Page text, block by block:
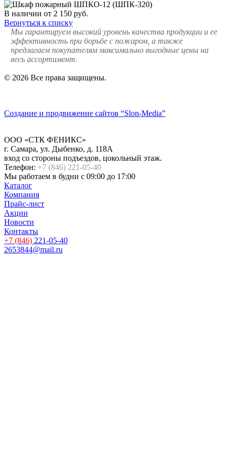
В наличии от 2 150 руб.
Вернуться к списку
Мы гарантируем высокий уровень качества продукции и ее
эффективность при борьбе с пожаром, а также
предлагаем покупателям максимально выгодные цены на
весь ассортимент.
© 2026 Все права защищены.
Создание и продвижение сайтов “Slon-Media”
ООО «СТК ФЕНИКС»
г. Самара, ул. Дыбенко, д. 118А
вход со стороны подъездов, цокольный этаж.
Телефон: +7 (846) 221-05-40
Мы работаем в будни с 09:00 до 17:00
Каталог
Компания
Прайс-лист
Акции
Новости
Контакты
+7 (846) 221-05-40
2653844@mail.ru